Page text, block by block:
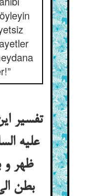
تفسیر
علیه
ظهر و
بطن